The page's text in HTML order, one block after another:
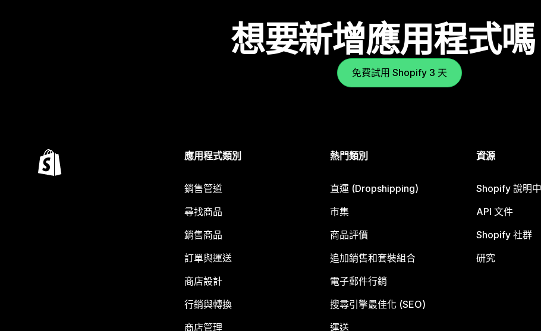
想要新增應用程式嗎
免費試用 Shopify 3 天
應用程式類別
銷售管道
尋找商品
銷售商品
訂單與運送
商店設計
行銷與轉換
商店管理
熱門類別
直運 (Dropshipping)
市集
商品評價
追加銷售和套裝組合
電子郵件行銷
搜尋引擎最佳化 (SEO)
運送
資源
Shopify 說明
API 文件
Shopify 社群
研究